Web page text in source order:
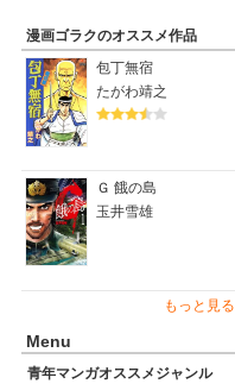
漫画ゴラクのオススメ作品
包丁無宿
たがわ靖之
Ｇ 餓の島
玉井雪雄
もっと見る
Menu
青年マンガオススメジャンル